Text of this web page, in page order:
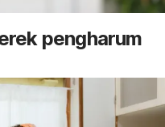
pengharum